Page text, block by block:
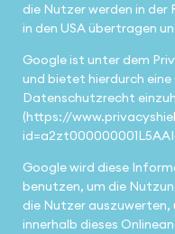
die Nutzer werden in der
in den USA übertragen
Google ist unter dem
und bietet hierdurch
Datenschutzrecht
(https://
Google wird diese
benutzen, um die
die Nutzer
innerhalb dieses